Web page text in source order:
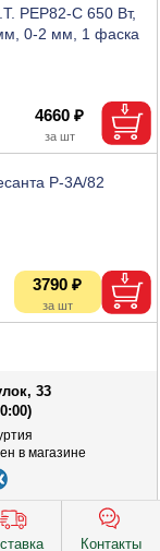
Контакты
PEP82-C 650 Вт,
0-2 мм, 1 фаска
4660 ₽
Р-3А/82
3790 ₽
33
в магазине